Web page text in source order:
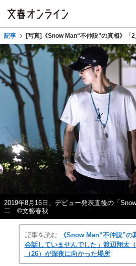
記事 [写真]《Snow Man“不仲説”の真相》「
2019年8月16日、デビュー発表直後の「
二 ©文藝春秋
記事を読む
《Snow Man“不仲説”の
会話していませんでした」渡辺翔太
（26）が深夜に向かった場所